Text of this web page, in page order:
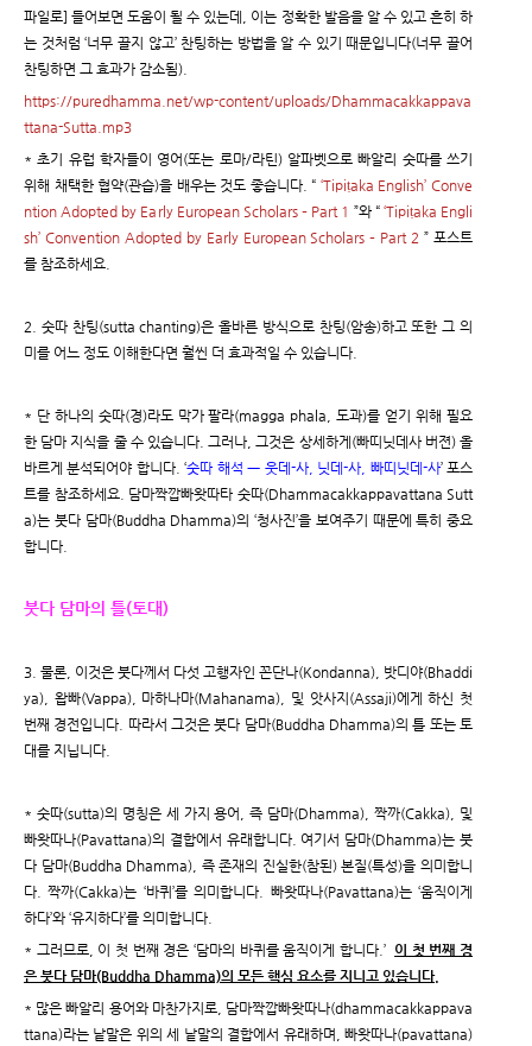
파일로] 들어보면 도움이 될 수 있는데, 이는 정확한 발음을 알 수 있고 흔히 하
는 것처럼 ‘너무 끌지 않고’ 찬팅하는 방법을 알 수 있기 때문입니다(너무 끌어
찬팅하면 그 효과가 감소됨).
https://puredhamma.net/wp-content/uploads/Dhammacakkappava
ttana-Sutta.mp3
* 초기 유럽 학자들이 영어(또는 로마/라틴) 알파벳으로 빠알리 숫따를 쓰기
위해 채택한 협약(관습)을 배우는 것도 좋습니다. “ ‘Tipiṭaka English’ Conve
ntion Adopted by Early European Scholars – Part 1 ”와 “ ‘Tipiṭaka Engli
sh’ Convention Adopted by Early European Scholars – Part 2 ” 포스트
를 참조하세요.
2. 숫따 찬팅(sutta chanting)은 올바른 방식으로 찬팅(암송)하고 또한 그 의
미를 어느 정도 이해한다면 훨씬 더 효과적일 수 있습니다.
* 단 하나의 숫따(경)라도 막가 팔라(magga phala, 도과)를 얻기 위해 필요
한 담마 지식을 줄 수 있습니다. 그러나, 그것은 상세하게(빠띠닛데사 버젼) 올
바르게 분석되어야 합니다. ‘숫따 해석 ㅡ 웃데-사, 닛데-사, 빠띠닛데-사’ 포스
트를 참조하세요. 담마짝깝빠왓따타 숫따(Dhammacakkappavattana Sutt
a)는 붓다 담마(Buddha Dhamma)의 ‘청사진’을 보여주기 때문에 특히 중요
합니다.
붓다 담마의 틀(토대)
3. 물론, 이것은 붓다께서 다섯 고행자인 꼰단나(Kondanna), 밧디야(Bhaddi
ya), 왑빠(Vappa), 마하나마(Mahanama), 및 앗사지(Assaji)에게 하신 첫
번째 경전입니다. 따라서 그것은 붓다 담마(Buddha Dhamma)의 틀 또는 토
대를 지닙니다.
* 숫따(sutta)의 명칭은 세 가지 용어, 즉 담마(Dhamma), 짝까(Cakka), 및
빠왓따나(Pavattana)의 결합에서 유래합니다. 여기서 담마(Dhamma)는 붓
다 담마(Buddha Dhamma), 즉 존재의 진실한(참된) 본질(특성)을 의미합니
다. 짝까(Cakka)는 ‘바퀴’를 의미합니다. 빠왓따나(Pavattana)는 ‘움직이게
하다’와 ‘유지하다’를 의미합니다.
* 그러므로, 이 첫 번째 경은 ‘담마의 바퀴를 움직이게 합니다.’ 이 첫 번째 경
은 붓다 담마(Buddha Dhamma)의 모든 핵심 요소를 지니고 있습니다.
* 많은 빠알리 용어와 마찬가지로, 담마짝깝빠왓따나(dhammacakkappava
ttana)라는 낱말은 위의 세 낱말의 결합에서 유래하며, 빠왓따나(pavattana)